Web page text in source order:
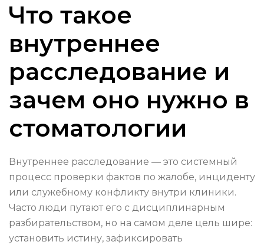
Что такое
внутреннее
расследование и
зачем оно нужно в
стоматологии
Внутреннее расследование — это системный
процесс проверки фактов по жалобе, инциденту
или служебному конфликту внутри клиники.
Часто люди путают его с дисциплинарным
разбирательством, но на самом деле цель шире:
установить истину, зафиксировать